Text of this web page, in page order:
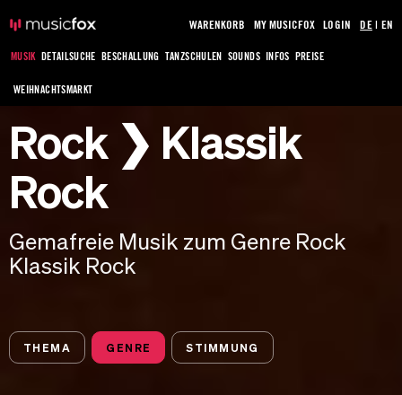
MUSIK DETAILSUCHE BESCHALLUNG TANZSCHULEN SOUNDS INFOS PREISE
WEIHNACHTSMARKT
WARENKORB MY MUSICFOX LOGIN DE| EN
Rock ❯ Klassik
Rock
Gemafreie Musik zum Genre Rock
Klassik Rock
THEMA GENRE STIMMUNG